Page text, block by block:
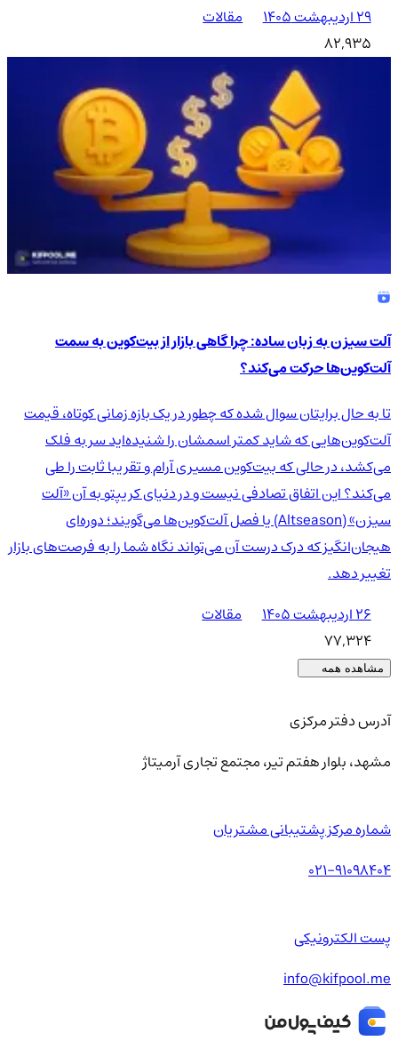
۲۹ اردیبهشت ۱۴۰۵
مقالات
82,935
آلت سیزن به زبان ساده: چرا گاهی بازار از بیت‌کوین به سمت
آلت‌کوین‌ها حرکت می‌کند؟
تا به حال برایتان سوال شده که چطور در یک بازه زمانی کوتاه، قیمت
آلت‌کوین‌هایی که شاید کمتر اسمشان را شنیده‌اید سر به فلک
می‌کشد، در حالی که بیت‌کوین مسیری آرام و تقریبا ثابت را طی
می‌کند؟ این اتفاق تصادفی نیست و در دنیای کریپتو به آن «آلت
سیزن» (Altseason) یا فصل آلت‌کوین‌ها می‌گویند؛ دوره‌ای
هیجان‌انگیز که درک درست آن می‌تواند نگاه شما را به فرصت‌های بازار
تغییر دهد.
۲۶ اردیبهشت ۱۴۰۵
مقالات
77,324
مشاهده همه
آدرس دفتر مرکزی
مشهد، بلوار هفتم تیر، مجتمع تجاری آرمیتاژ
شماره مرکز پشتیبانی مشتریان
021-91098404
پست الکترونیکی
info@kifpool.me